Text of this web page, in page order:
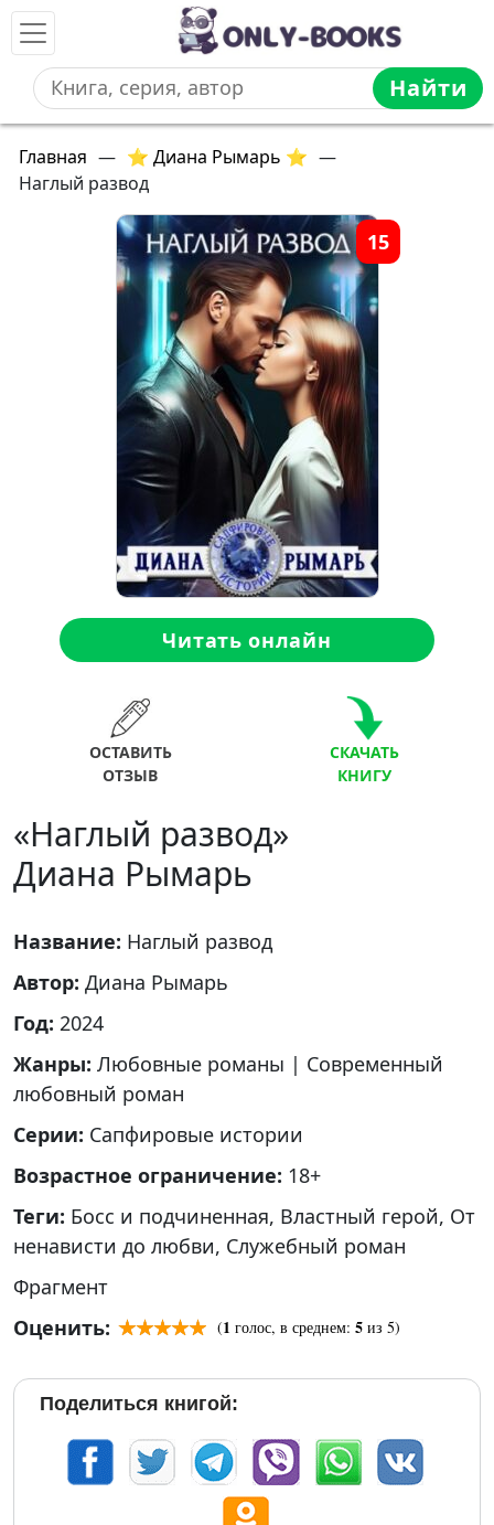
Найти
Главная — ⭐ Диана Рымарь ⭐ —
Наглый развод
15
Читать онлайн
ОСТАВИТЬ
ОТЗЫВ
СКАЧАТЬ
КНИГУ
«Наглый развод»
Диана Рымарь
Название: Наглый развод
Автор: Диана Рымарь
Год: 2024
Жанры: Любовные романы | Современный
любовный роман
Серии: Сапфировые истории
Возрастное ограничение: 18+
Теги: Босс и подчиненная, Властный герой, От
ненависти до любви, Служебный роман
Фрагмент
Оценить:
(1 голос, в среднем: 5 из 5)
Поделиться книгой: